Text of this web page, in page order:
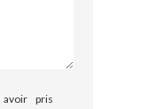
pris